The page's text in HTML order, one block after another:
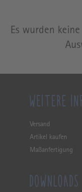
Es wurden
WEITERE
Versand
Artikel kaufen
Maßanfertigung
DOWNLOADS